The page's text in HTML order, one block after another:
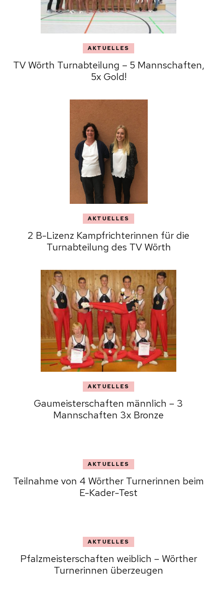
AKTUELLES
TV Wörth Turnabteilung – 5 Mannschaften,
5x Gold!
AKTUELLES
2 B-Lizenz Kampfrichterinnen für die
Turnabteilung des TV Wörth
AKTUELLES
Gaumeisterschaften männlich – 3
Mannschaften 3x Bronze
AKTUELLES
Teilnahme von 4 Wörther Turnerinnen beim
E-Kader-Test
AKTUELLES
Pfalzmeisterschaften weiblich – Wörther
Turnerinnen überzeugen